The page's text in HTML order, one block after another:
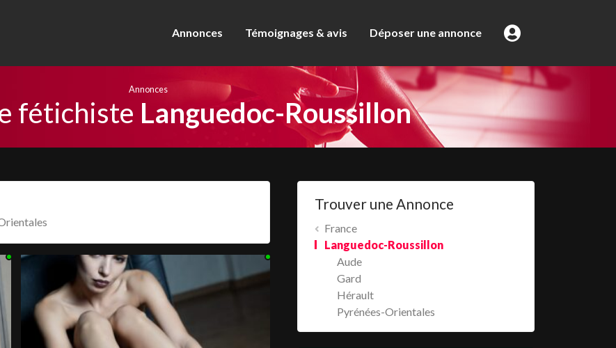
Annonces Témoignages & avis Déposer une annonce
Annonces
fétichiste Languedoc-Roussillon
Trouver une Annonce
France
Languedoc-Roussillon
Aude
Gard
Hérault
Pyrénées-Orientales